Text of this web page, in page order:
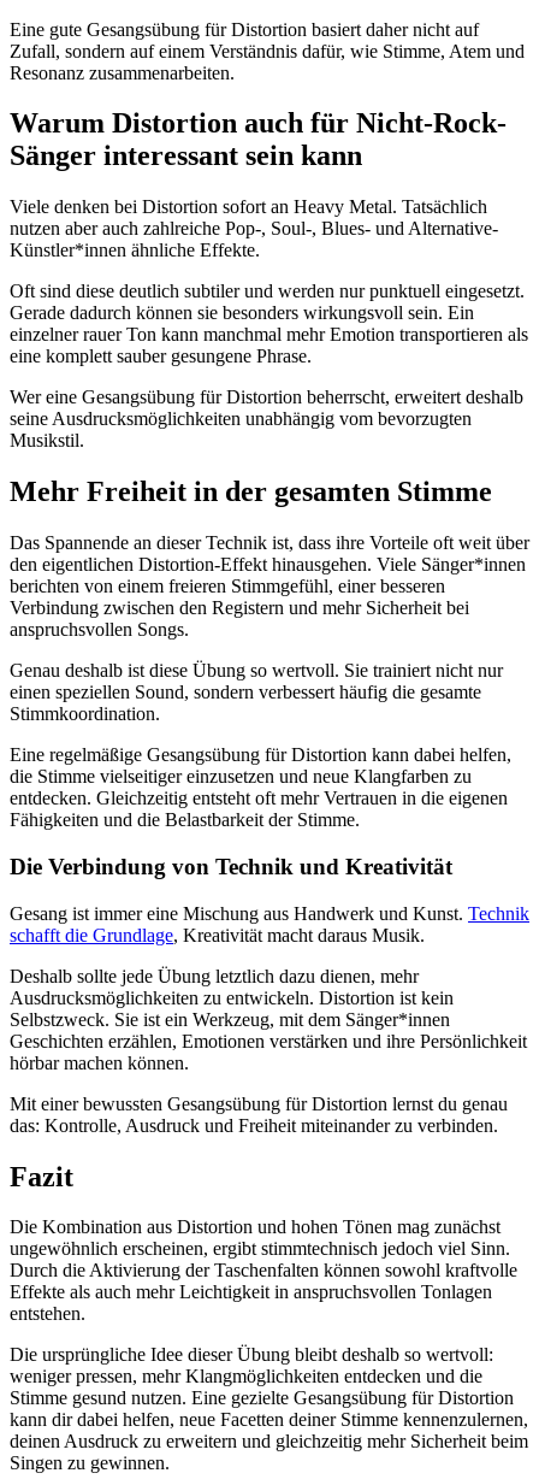
Eine gute Gesangsübung für Distortion basiert daher nicht auf
Zufall, sondern auf einem Verständnis dafür, wie Stimme, Atem und
Resonanz zusammenarbeiten.
Warum Distortion auch für Nicht-Rock-
Sänger interessant sein kann
Viele denken bei Distortion sofort an Heavy Metal. Tatsächlich
nutzen aber auch zahlreiche Pop-, Soul-, Blues- und Alternative-
Künstler*innen ähnliche Effekte.
Oft sind diese deutlich subtiler und werden nur punktuell eingesetzt.
Gerade dadurch können sie besonders wirkungsvoll sein. Ein
einzelner rauer Ton kann manchmal mehr Emotion transportieren als
eine komplett sauber gesungene Phrase.
Wer eine Gesangsübung für Distortion beherrscht, erweitert deshalb
seine Ausdrucksmöglichkeiten unabhängig vom bevorzugten
Musikstil.
Mehr Freiheit in der gesamten Stimme
Das Spannende an dieser Technik ist, dass ihre Vorteile oft weit über
den eigentlichen Distortion-Effekt hinausgehen. Viele Sänger*innen
berichten von einem freieren Stimmgefühl, einer besseren
Verbindung zwischen den Registern und mehr Sicherheit bei
anspruchsvollen Songs.
Genau deshalb ist diese Übung so wertvoll. Sie trainiert nicht nur
einen speziellen Sound, sondern verbessert häufig die gesamte
Stimmkoordination.
Eine regelmäßige Gesangsübung für Distortion kann dabei helfen,
die Stimme vielseitiger einzusetzen und neue Klangfarben zu
entdecken. Gleichzeitig entsteht oft mehr Vertrauen in die eigenen
Fähigkeiten und die Belastbarkeit der Stimme.
Die Verbindung von Technik und Kreativität
Gesang ist immer eine Mischung aus Handwerk und Kunst. Technik
schafft die Grundlage, Kreativität macht daraus Musik.
Deshalb sollte jede Übung letztlich dazu dienen, mehr
Ausdrucksmöglichkeiten zu entwickeln. Distortion ist kein
Selbstzweck. Sie ist ein Werkzeug, mit dem Sänger*innen
Geschichten erzählen, Emotionen verstärken und ihre Persönlichkeit
hörbar machen können.
Mit einer bewussten Gesangsübung für Distortion lernst du genau
das: Kontrolle, Ausdruck und Freiheit miteinander zu verbinden.
Fazit
Die Kombination aus Distortion und hohen Tönen mag zunächst
ungewöhnlich erscheinen, ergibt stimmtechnisch jedoch viel Sinn.
Durch die Aktivierung der Taschenfalten können sowohl kraftvolle
Effekte als auch mehr Leichtigkeit in anspruchsvollen Tonlagen
entstehen.
Die ursprüngliche Idee dieser Übung bleibt deshalb so wertvoll:
weniger pressen, mehr Klangmöglichkeiten entdecken und die
Stimme gesund nutzen. Eine gezielte Gesangsübung für Distortion
kann dir dabei helfen, neue Facetten deiner Stimme kennenzulernen,
deinen Ausdruck zu erweitern und gleichzeitig mehr Sicherheit beim
Singen zu gewinnen.